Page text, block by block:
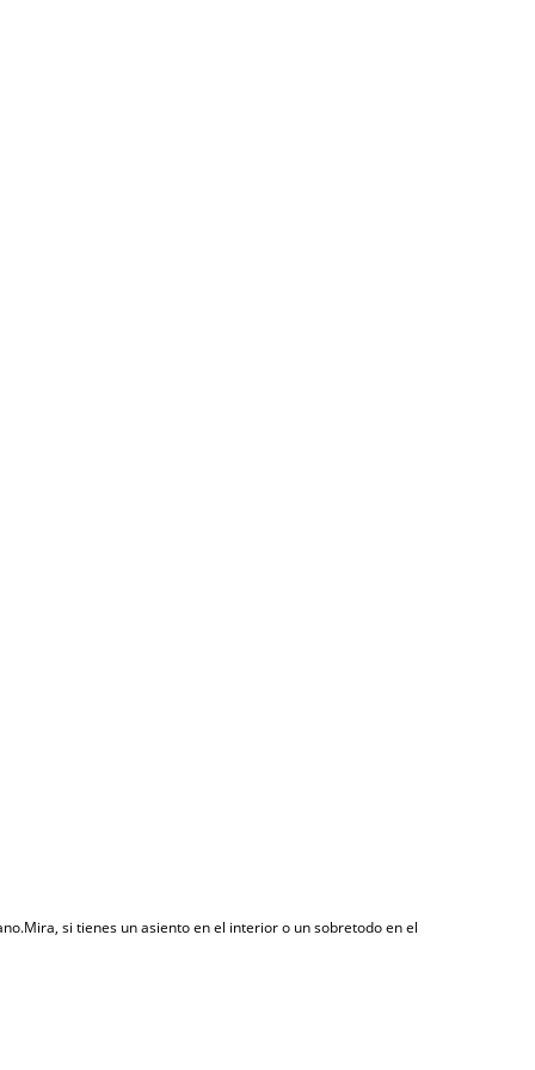
si tienes un asiento en el interior o un sobretodo en el